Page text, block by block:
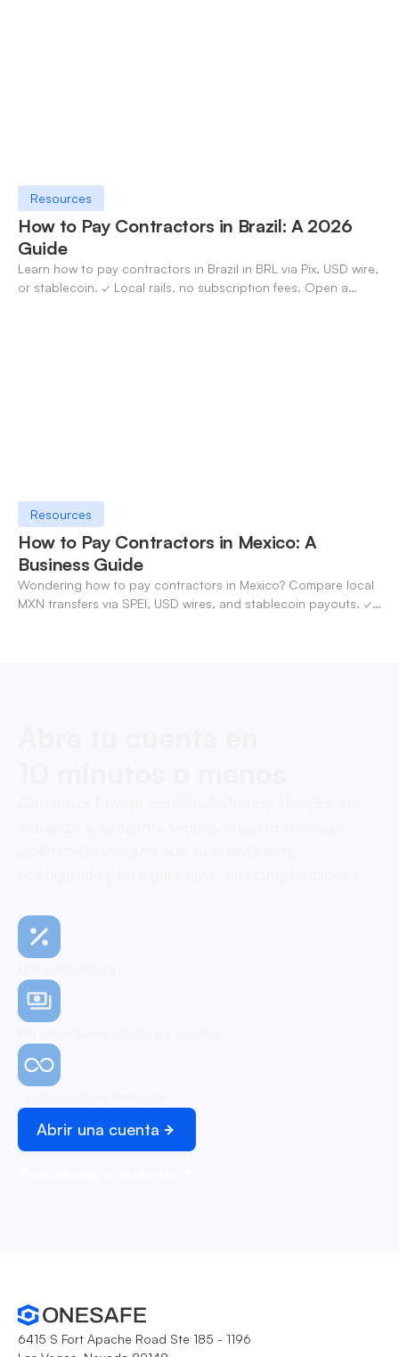
Resources
How to Pay Contractors in Brazil: A 2026
Guide
Learn how to pay contractors in Brazil in BRL via Pix, USD wire,
or stablecoin. ✓ Local rails, no subscription fees. Open a
Resources
How to Pay Contractors in Mexico: A
Business Guide
Wondering how to pay contractors in Mexico? Compare local
MXN transfers via SPEI, USD wires, and stablecoin payouts. ✓
Abrir una cuenta
6415 S Fort Apache Road Ste 185 - 1196